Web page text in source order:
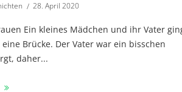
28. April 2020
Ein kleines Mädchen und ihr Vater
Brücke. Der Vater war ein bisschen
daher...